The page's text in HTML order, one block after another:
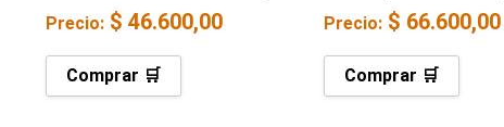
Precio: $ 46.600,00
Comprar 🛒
Precio: $ 66.600,00
Comprar 🛒